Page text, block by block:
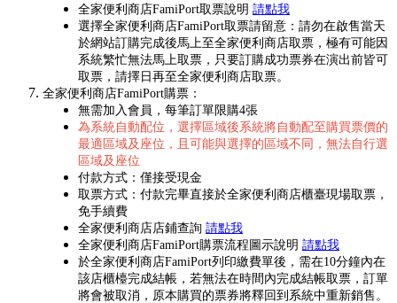
全家便利商店FamiPort取票說明 請點我
選擇全家便利商店FamiPort取票請留意：請勿在啟售當天
於網站訂購完成後馬上至全家便利商店取票，極有可能因
系統繁忙無法馬上取票，只要訂購成功票券在演出前皆可
取票，請擇日再至全家便利商店取票。
全家便利商店FamiPort購票：
無需加入會員，每筆訂單限購4張
為系統自動配位，選擇區域後系統將自動配至購買票價的
最適區域及座位，且可能與選擇的區域不同，無法自行選
區域及座位
付款方式：僅接受現金
取票方式：付款完畢直接於全家便利商店櫃臺現場取票，
免手續費
全家便利商店店鋪查詢 請點我
全家便利商店FamiPort購票流程圖示說明 請點我
於全家便利商店FamiPort列印繳費單後，需在10分鐘內在
該店櫃檯完成結帳，若無法在時間內完成結帳取票，訂單
將會被取消，原本購買的票券將釋回到系統中重新銷售。